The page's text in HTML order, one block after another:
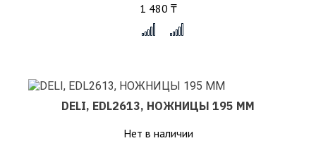
1 480 ₸
DELI, EDL2613, НОЖНИЦЫ 195 ММ
Нет в наличии